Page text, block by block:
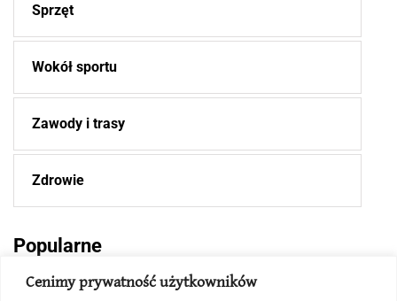
Cenimy prywatność użytkowników
Sprzęt
Wokół sportu
Zawody i trasy
Zdrowie
Popularne